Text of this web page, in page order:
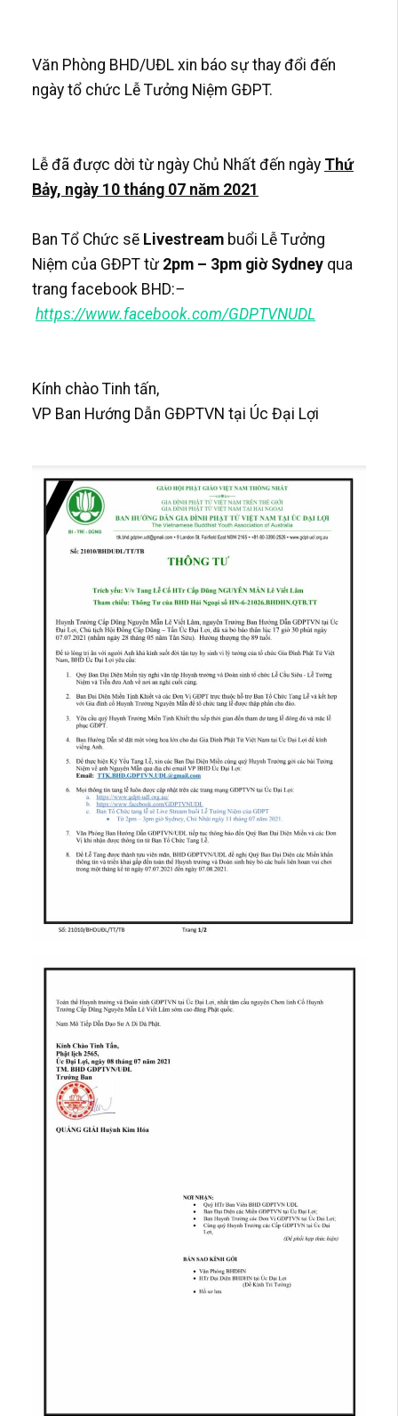
Văn Phòng BHD/UĐL xin báo sự thay đổi đến
ngày tổ chức Lễ Tưởng Niệm GĐPT.
Lễ đã được dời từ ngày Chủ Nhất đến ngày Thứ
Bảy, ngày 10 tháng 07 năm 2021
Ban Tổ Chức sẽ Livestream buổi Lễ Tưởng
Niệm của GĐPT từ 2pm – 3pm giờ Sydney qua
trang facebook BHD:–
https://www.facebook.com/GDPTVNUDL
Kính chào Tinh tấn,
VP Ban Hướng Dẫn GĐPTVN tại Úc Đại Lợi